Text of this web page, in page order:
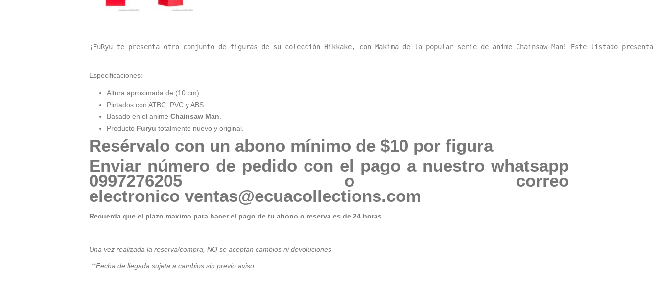
¡FuRyu te presenta otro conjunto de figuras de su colección Hikkake, con Makima de la popular serie de anime Chainsaw Man! Este listado
Especificaciones:
Altura aproximada de (10 cm).
Pintados con ATBC, PVC y ABS.
Basado en el anime Chainsaw Man
Producto Furyu totalmente nuevo y original.
Resérvalo con un abono mínimo de $10 por figura
Enviar número de pedido con el pago a nuestro whatsapp
0997276205 o correo
electronico ventas@ecuacollections.com
Recuerda que el plazo maximo para hacer el pago de tu abono o reserva es de 24 horas
Una vez realizada la reserva/compra, NO se aceptan cambios ni devoluciones
**Fecha de llegada sujeta a cambios sin previo aviso.